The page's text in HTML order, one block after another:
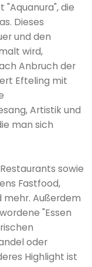
"Aquanura", die
Dieses
und den
wird,
Anbruch der
Efteling mit
Artistik und
man sich
sowie
Fastfood,
mehr. Außerdem
"Essen
oder
Highlight ist